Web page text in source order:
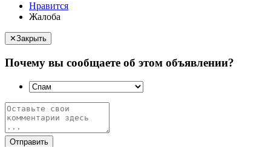
Нравится
Жалоба
✕Закрыть
Почему вы сообщаете об этом объявлении?
Отправить